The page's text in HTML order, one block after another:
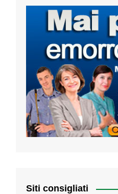
Siti consigliati